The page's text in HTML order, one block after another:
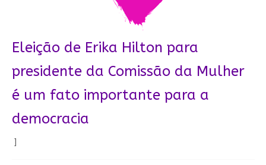
Eleição de Erika Hilton para
presidente da Comissão da Mulher
é um fato importante para a
democracia
]